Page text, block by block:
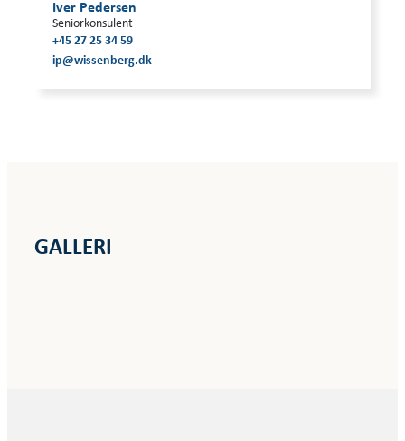
Iver Pedersen
Seniorkonsulent
+45 27 25 34 59
ip@wissenberg.dk
GALLERI